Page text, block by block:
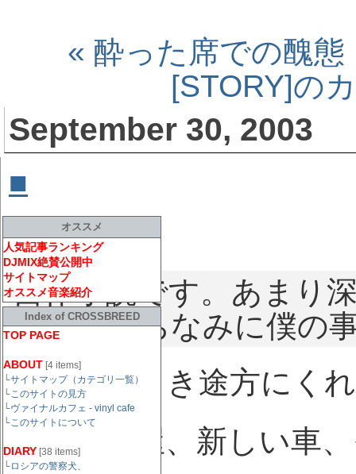
オススメ
人気記事ランキング
DJMIX絶賛公開中
サイトマップ
オススメ音楽紹介
Index of CROSSBREED
TOP PAGE
ABOUT [4 items]
└サイトマップ（カテゴリ一覧）
└このサイトの見方
└ヴァイナルカフェ - vinyl cafe
└このサイトについて
DIARY [38 items]
└ロシアの警察犬、
« 酔った席での醜態
[STORY]の
September 30, 2003
■
自作小説です。あまり
ださい。ちなみに僕の
彼はそのとき途方にく
新しい部屋、新しい車